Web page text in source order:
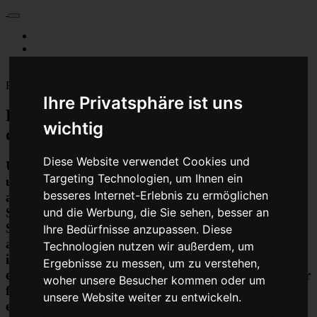
Ihre Privatsphäre ist uns
wichtig
Diese Website verwendet Cookies und
Targeting Technologien, um Ihnen ein
besseres Internet-Erlebnis zu ermöglichen
und die Werbung, die Sie sehen, besser an
Ihre Bedürfnisse anzupassen. Diese
Technologien nutzen wir außerdem, um
Ergebnisse zu messen, um zu verstehen,
woher unsere Besucher kommen oder um
unsere Website weiter zu entwickeln.
Fahrzeugmarken
PKW Chip Tuning Leistungssteigerung
oder Austauschgerät KVA
Unser Betrieb steht für kostengünstige Prüfungen
und Reparaturen von Steuergeräten aller Art, unter
anderem von Motor-Steuergeräten, Airbag-
Steuergeräten, ABS-Steuergeräten uvm.
STEUBEL® verfügt dabei über viel Erfahrung und
ausgewiesene Expertise bei PKW-Steuergeräten und
insbesondere Motor-steuergeräte Reparaturen. So
ermöglicht STEUBEL® eine Steuergeräte Reparatur
für nahezu aller Hersteller und Fahrzeugarten - sei
es Motorrad oder LKW. Auch die Reparatur von